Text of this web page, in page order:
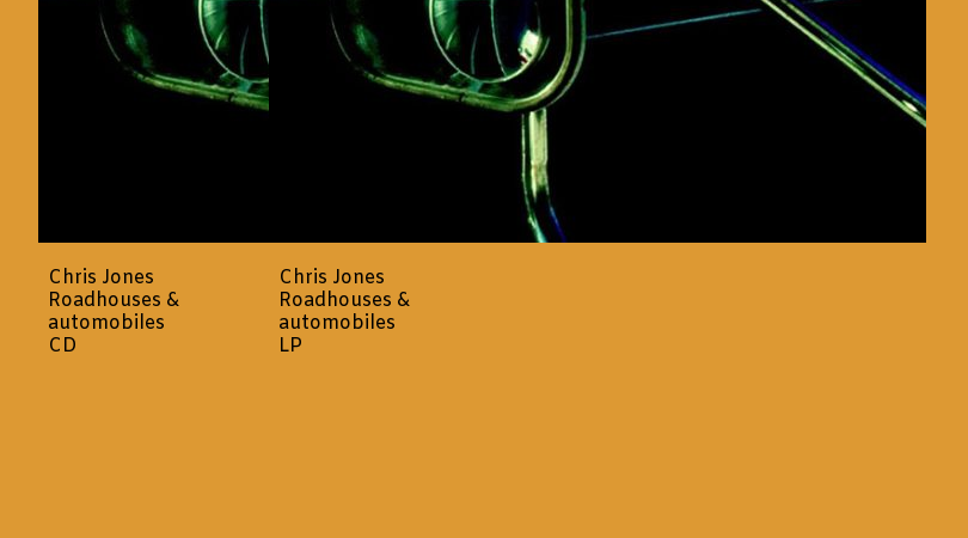
Chris Jones
Roadhouses &
automobiles
CD
Chris Jones
Roadhouses &
automobiles
LP